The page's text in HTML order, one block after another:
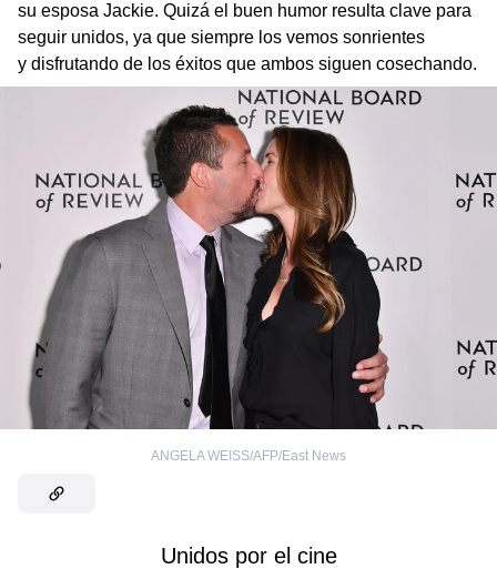
su esposa Jackie. Quizá el buen humor resulta clave para
seguir unidos, ya que siempre los vemos sonrientes
y disfrutando de los éxitos que ambos siguen cosechando.
ANGELA WEISS/AFP/East News
Unidos por el cine